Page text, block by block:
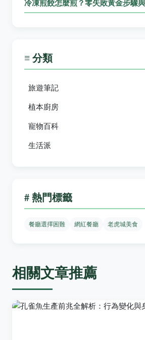
冷凍煎餃怎麼煎？零失敗黃金步驟
≡ 分類
旅遊筆記
植本廚房
寵物百科
生活派
# 熱門標籤
餐廳選擇困難 網紅餐廳 老虎城美食
相關文章推薦